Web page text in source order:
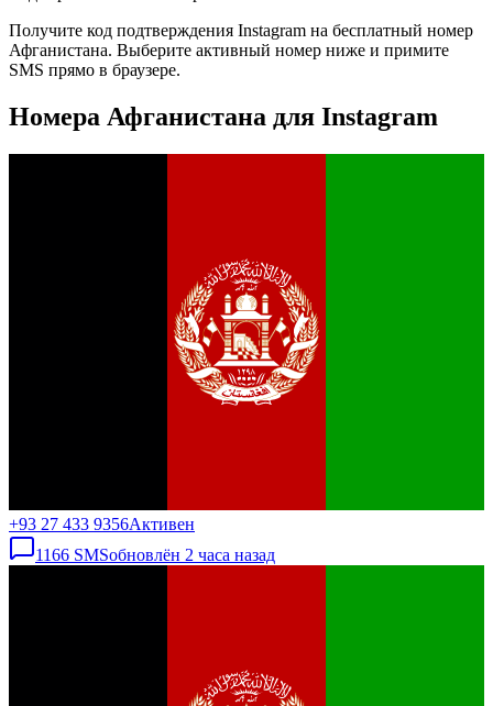
Получите код подтверждения Instagram на бесплатный номер
Афганистана. Выберите активный номер ниже и примите
SMS прямо в браузере.
Номера Афганистана для Instagram
+93 27 433 9356Активен
1166 SMSобновлён 2 часа назад